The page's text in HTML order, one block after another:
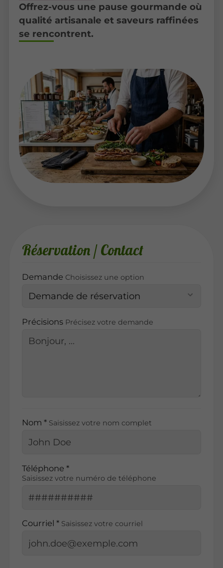
Offrez-vous une pause gourmande où
qualité artisanale et saveurs raffinées
se rencontrent.
Réservation / Contact
Demande Choisissez une option
Précisions Précisez votre demande
Nom * Saisissez votre nom complet
Téléphone *
Saisissez votre numéro de téléphone
Courriel * Saisissez votre courriel